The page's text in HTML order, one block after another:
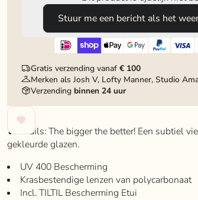
Stuur me een bericht als het
Gratis verzending vanaf € 100
Merken als Josh V, Lofty Manner, Studio
Verzending binnen 24 uur
❥Details:The bigger the better! Een subtiel
gekleurde glazen.
UV 400 Bescherming
Krasbestendige lenzen van polycarbonaat
Incl. TILTIL Bescherming Etui